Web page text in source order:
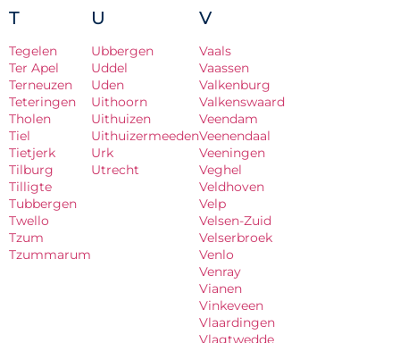
T
Tegelen
Ter Apel
Terneuzen
Teteringen
Tholen
Tiel
Tietjerk
Tilburg
Tilligte
Tubbergen
Twello
Tzum
Tzummarum
U
Ubbergen
Uddel
Uden
Uithoorn
Uithuizen
Uithuizermeeden
Urk
Utrecht
V
Vaals
Vaassen
Valkenburg
Valkenswaard
Veendam
Veenendaal
Veeningen
Veghel
Veldhoven
Velp
Velsen-Zuid
Velserbroek
Venlo
Venray
Vianen
Vinkeveen
Vlaardingen
Vlagtwedde